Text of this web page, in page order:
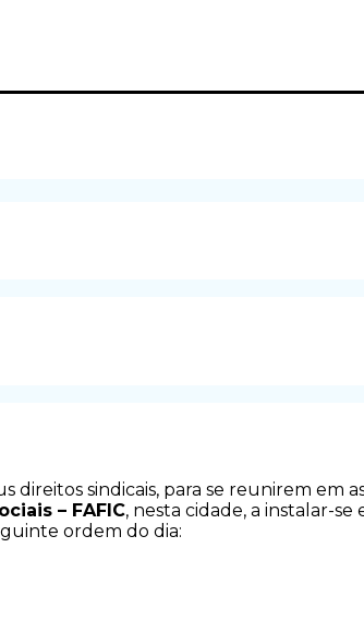
sindicais, para se reunirem em
– FAFIC, nesta cidade, a instalar-se
ordem do dia: